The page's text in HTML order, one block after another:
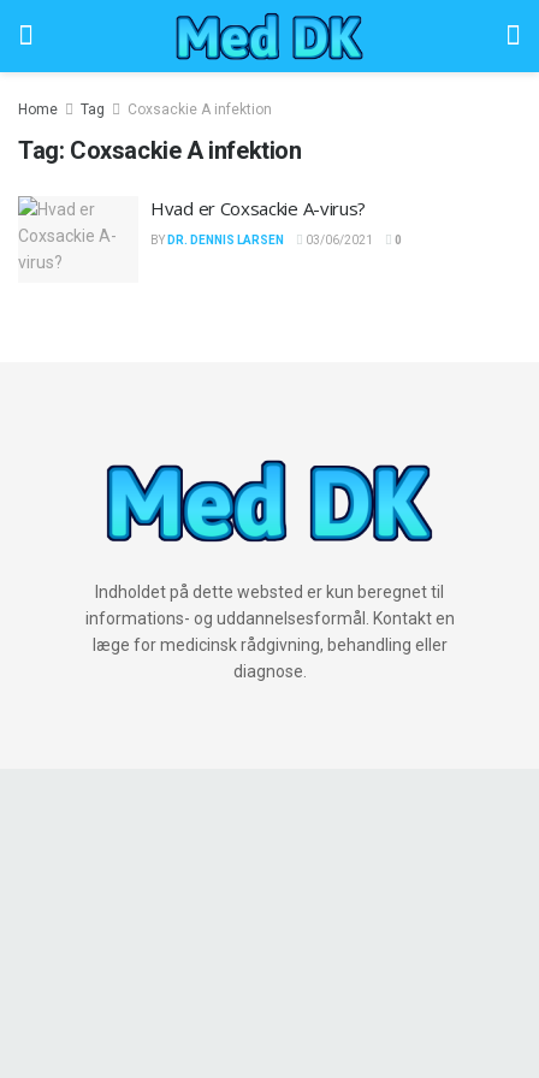
Home Tag Coxsackie A infektion
Tag: Coxsackie A infektion
Hvad er Coxsackie A-virus?
BY DR. DENNIS LARSEN 03/06/2021 0
Indholdet på dette websted er kun beregnet til
informations- og uddannelsesformål. Kontakt en
læge for medicinsk rådgivning, behandling eller
diagnose.